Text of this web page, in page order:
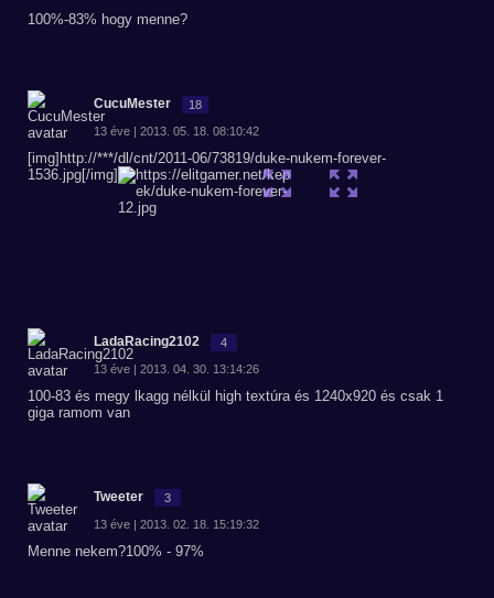
100%-83% hogy menne?
CucuMester 18
13 éve | 2013. 05. 18. 08:10:42
[img]http://***/dl/cnt/2011-06/73819/duke-nukem-forever-
1536.jpg[/img]
LadaRacing2102 4
13 éve | 2013. 04. 30. 13:14:26
100-83 és megy lkagg nélkül high textúra és 1240x920 és csak 1
giga ramom van
Tweeter 3
13 éve | 2013. 02. 18. 15:19:32
Menne nekem?100% - 97%